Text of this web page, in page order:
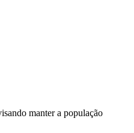
manter a população